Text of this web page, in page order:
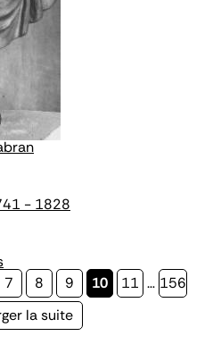
- 1828
Page
7 Page
8 Page
9
Page
10 Page
11 … Page
156
la suite